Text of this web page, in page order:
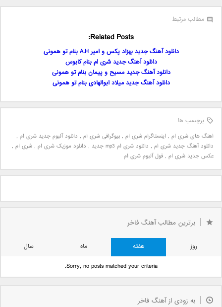
مطالب مرتبط
Related Posts:
دانلود آهنگ جدید بهزاد پکس و امیر A.H بنام تو همونی
دانلود آهنگ جدید شری ام بنام کابوس
دانلود آهنگ جدید مسیح و پیمان بنام تو همونی
دانلود آهنگ جدید میلاد ابوالهادی بنام تو همونی
برچسب ها
اهنگ های شری ام , اینستاگرام شری ام , بیوگرافی شری ام , دانلود آلبوم جدید شری ام ,
دانلود آهنگ جدید شری ام , دانلود شری ام mp3 جدید , دانلود موزیک شری ام , شری ام ,
عکس جدید شری ام , فول آلبوم شری ام
برترین مطالب آهنگ فاخر
روز هفته ماه
سال
Sorry, no posts matched your criteria.
به زودی از آهنگ فاخر